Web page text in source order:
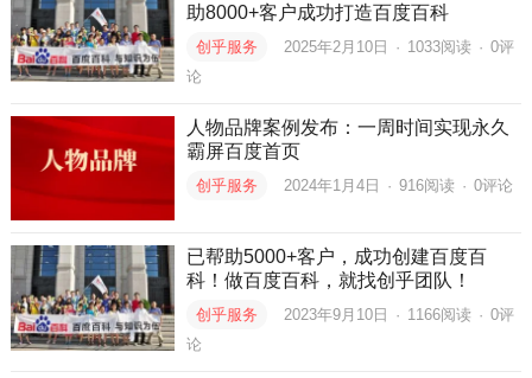
助8000+客户成功打造百度百科
创乎服务 2025年2月10日 · 1033阅读 · 0评
论
人物品牌案例发布：一周时间实现永久
霸屏百度首页
创乎服务 2024年1月4日 · 916阅读 · 0评论
已帮助5000+客户，成功创建百度百
科！做百度百科，就找创乎团队！
创乎服务 2023年9月10日 · 1166阅读 · 0评
论